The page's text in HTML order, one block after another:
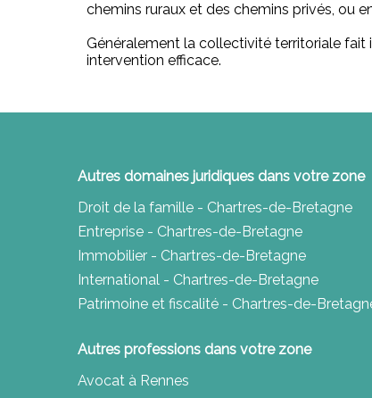
chemins ruraux et des chemins privés, ou
Généralement la collectivité territoriale fait
intervention efficace.
Autres domaines juridiques dans votre zone
Droit de la famille - Chartres-de-Bretagne
Entreprise - Chartres-de-Bretagne
Immobilier - Chartres-de-Bretagne
International - Chartres-de-Bretagne
Patrimoine et fiscalité - Chartres-de-
Autres professions dans votre zone
Avocat à Rennes